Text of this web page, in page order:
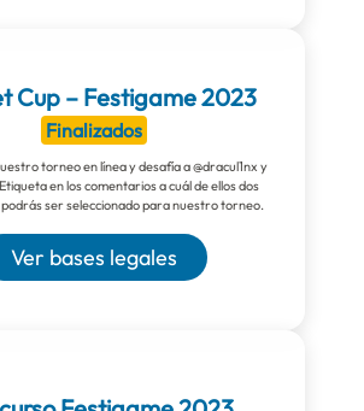
Cup – Festigame 2023
Finalizados
torneo en línea y desafía a @dracul1nx y
en los comentarios a cuál de ellos dos
ser seleccionado para nuestro torneo.
Ver bases legales